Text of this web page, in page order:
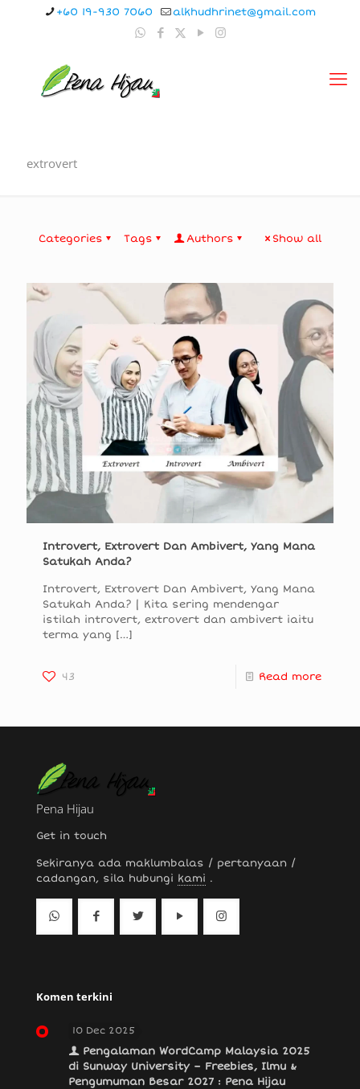
+60 19-930 7060 alkhudhrinet@gmail.com
extrovert
Categories Tags Authors Show all
Introvert, Extrovert Dan Ambivert, Yang Mana
Satukah Anda?
Introvert, Extrovert Dan Ambivert, Yang Mana
Satukah Anda? | Kita sering mendengar
istilah introvert, extrovert dan ambivert iaitu
terma yang […]
43 Read more
Pena Hijau
Get in touch
Sekiranya ada maklumbalas / pertanyaan /
cadangan, sila hubungi kami .
Komen terkini
10 Dec 2025
Pengalaman WordCamp Malaysia 2025
di Sunway University – Freebies, Ilmu &
Pengumuman Besar 2027 : Pena Hijau